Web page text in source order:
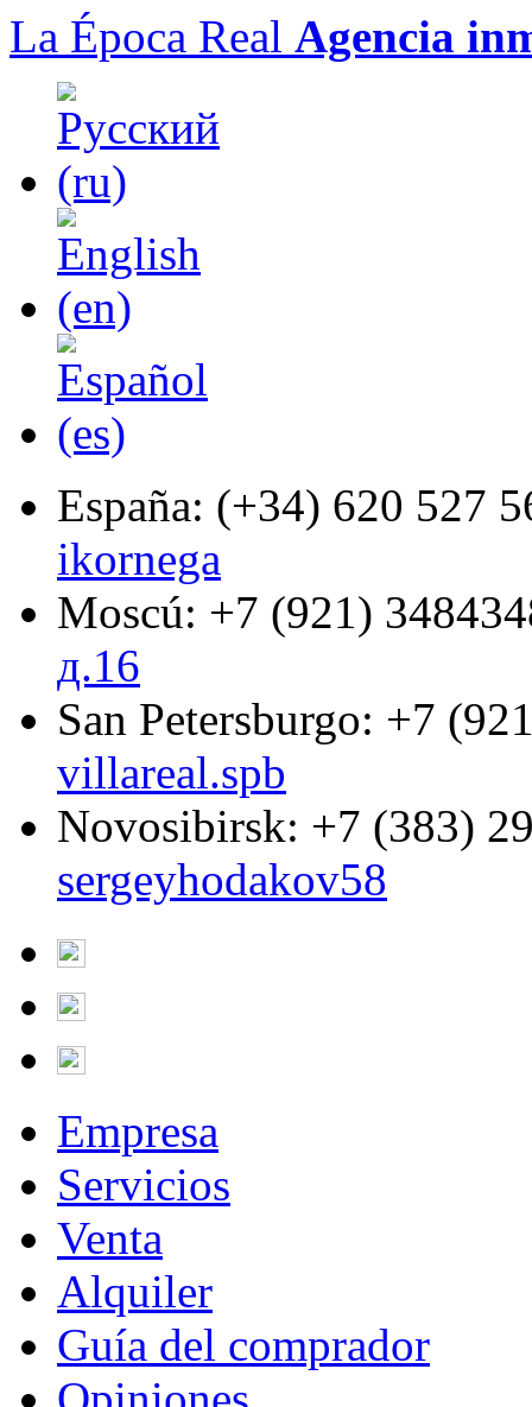
La Época Real Agencia
España: (+34) 620 527
ikornega
Moscú: +7 (921)
д.16
San Petersburgo: +7
villareal.spb
Novosibirsk: +7 (383)
sergeyhodakov58
Empresa
Servicios
Venta
Alquiler
Guía del comprador